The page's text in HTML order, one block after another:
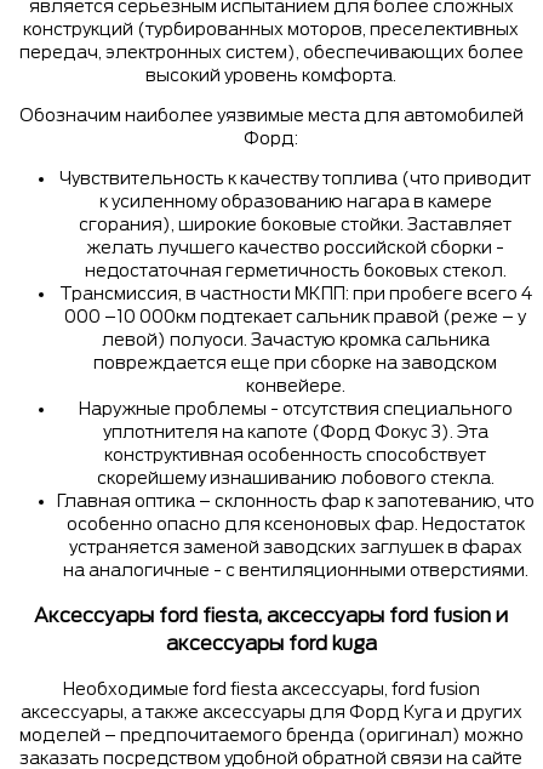
является серьезным испытанием для более сложных
конструкций (турбированных моторов, преселективных
передач, электронных систем), обеспечивающих более
высокий уровень комфорта.
Обозначим наиболее уязвимые места для автомобилей
Форд:
Чувствительность к качеству топлива (что приводит
к усиленному образованию нагара в камере
сгорания), широкие боковые стойки. Заставляет
желать лучшего качество российской сборки -
недостаточная герметичность боковых стекол.
Трансмиссия, в частности МКПП: при пробеге всего 4
000 –10 000км подтекает сальник правой (реже – у
левой) полуоси. Зачастую кромка сальника
повреждается еще при сборке на заводском
конвейере.
Наружные проблемы - отсутствия специального
уплотнителя на капоте (Форд Фокус 3). Эта
конструктивная особенность способствует
скорейшему изнашиванию лобового стекла.
Главная оптика – склонность фар к запотеванию, что
особенно опасно для ксеноновых фар. Недостаток
устраняется заменой заводских заглушек в фарах
на аналогичные - с вентиляционными отверстиями.
Аксессуары ford fiesta, аксессуары ford fusion и
аксессуары ford kuga
Необходимые ford fiesta аксессуары, ford fusion
аксессуары, а также аксессуары для Форд Куга и других
моделей – предпочитаемого бренда (оригинал) можно
заказать посредством удобной обратной связи на сайте